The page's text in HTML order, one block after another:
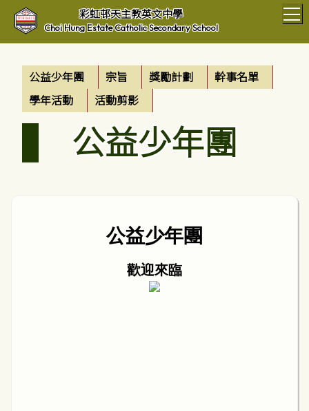
彩虹邨天主教英文中學
Choi Hung Estate Catholic Secondary School
公益少年團 宗旨 獎勵計劃
幹事名單
學年活動
活動剪影
公益少年團
公益少年團
歡迎來臨